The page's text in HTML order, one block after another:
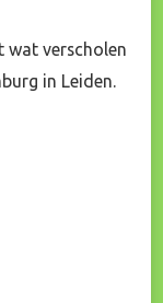
wat verscholen
in Leiden.